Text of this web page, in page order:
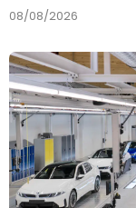
08/08/2026